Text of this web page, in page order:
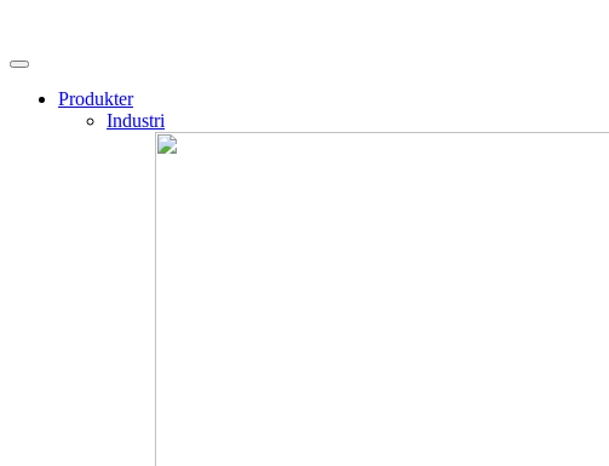
Produkter
Industri